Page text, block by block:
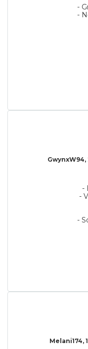
-
-
-
-
-
Melani174,